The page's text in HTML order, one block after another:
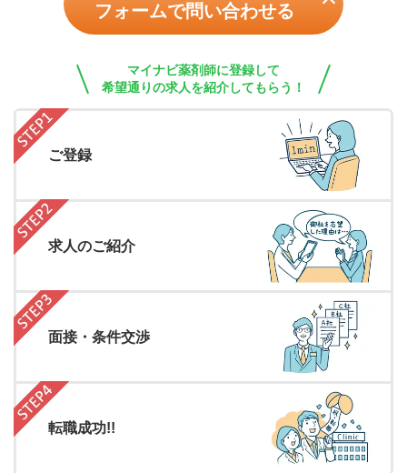
フォームで問い合わせる
マイナビ薬剤師に登録して
希望通りの求人を紹介してもらう！
ご登録
求人のご紹介
面接・条件交渉
転職成功!!